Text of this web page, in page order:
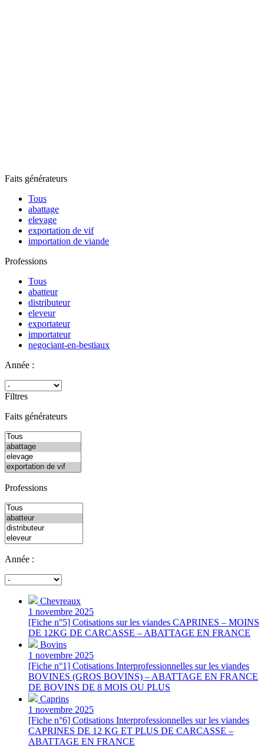
Faits générateurs
Tous
abattage
elevage
exportation de vif
importation de viande
Professions
Tous
abatteur
distributeur
eleveur
exportateur
importateur
negociant-en-bestiaux
Année :
Filtres
Faits générateurs
Professions
Année :
Chevreaux
1 novembre 2025
[Fiche n°5] Cotisations sur les viandes CAPRINES – MOINS
DE 12KG DE CARCASSE – ABATTAGE EN FRANCE
Bovins
1 novembre 2025
[Fiche n°1] Cotisations Interprofessionnelles sur les viandes
BOVINES (GROS BOVINS) – ABATTAGE EN FRANCE
DE BOVINS DE 8 MOIS OU PLUS
Caprins
1 novembre 2025
[Fiche n°6] Cotisations Interprofessionnelles sur les viandes
CAPRINES DE 12 KG ET PLUS DE CARCASSE –
ABATTAGE EN FRANCE